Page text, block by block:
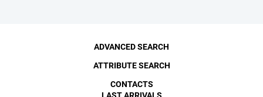
ADVANCED SEARCH
ATTRIBUTE SEARCH
CONTACTS